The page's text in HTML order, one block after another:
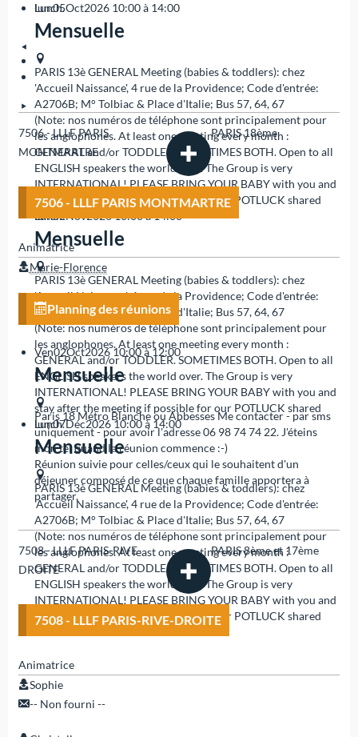
lunch.
Lun05Oct2026 10:00 à 14:00
Mensuelle
PARIS 13èGENERAL Meeting (babies & toddlers): chez
'Accueil Naissance', 4 rue de la Providence; Code d'entrée:
A2706B; M° Tolbiac & Place d'Italie; Bus 57, 64, 67
(Note: nos numéros de téléphone sont principalement pour
les anglophones. At least one meeting every month :
GENERAL and/or TODDLER. SOMETIMES BOTH. Open to all
ENGLISH speakers the world over. The Group is very
INTERNATIONAL! PLEASE BRING YOUR BABY with you and
stay after the meeting if possible for our POTLUCK shared
lunch.
Lun02Nov202610:00 à 14:00
Mensuelle
PARIS 13èGENERAL Meeting (babies & toddlers): chez
'Accueil Naissance', 4 rue de la Providence; Code d'entrée:
A2706B; M° Tolbiac & Place d'Italie; Bus 57, 64, 67
(Note: nos numéros de téléphone sont principalement pour
les anglophones. At least one meeting every month :
GENERAL and/or TODDLER. SOMETIMES BOTH. Open to all
ENGLISH speakers the world over. The Group is very
INTERNATIONAL! PLEASE BRING YOUR BABY with you and
stay after the meeting if possible for our POTLUCK shared
lunch.
Lun07Déc202610:00 à 14:00
Mensuelle
PARIS 13èGENERAL Meeting (babies & toddlers): chez
'Accueil Naissance', 4 rue de la Providence; Code d'entrée:
A2706B; M° Tolbiac & Place d'Italie; Bus 57, 64, 67
(Note: nos numéros de téléphone sont principalement pour
les anglophones. At least one meeting every month :
GENERAL and/or TODDLER. SOMETIMES BOTH. Open to all
ENGLISH speakers the world over. The Group is very
INTERNATIONAL! PLEASE BRING YOUR BABY with you and
stay after the meeting if possible for our POTLUCK shared
7506 - LLLF PARIS
MONTMARTRE
PARIS 18ème
7506 - LLLF PARIS MONTMARTRE
Animatrice
Marie-Florence
Planning des réunions
Ven02Oct202610:00 à 12:00
Mensuelle
Paris 18Métro Blanche ou Abbesses Me contacter - par sms
uniquement - pour avoir l'adresse 06 98 74 74 22. J'éteins
mon tel quand la réunion commence :-)
Réunion suivie pour celles/ceux qui le souhaitent d'un
déjeuner composé de ce que chaque famille apportera à
partager.
7508 - LLLF PARIS-RIVE-
DROITE
PARIS 8ème et 17ème
7508 - LLLF PARIS-RIVE-DROITE
Animatrice
Sophie
-- Non fourni --